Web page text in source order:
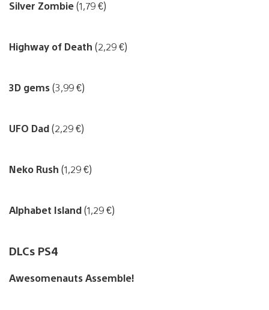
Silver Zombie(1,79 €)
Highway of Death (2,29 €)
3D gems(3,99 €)
UFO Dad(2,29 €)
Neko Rush (1,29 €)
Alphabet Island(1,29 €)
DLCs PS4
Awesomenauts Assemble!